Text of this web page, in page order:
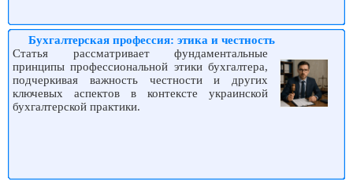
Бухгалтерская профессия: этика и честность
Статья рассматривает фундаментальные
принципы профессиональной этики бухгалтера,
подчеркивая важность честности и других
ключевых аспектов в контексте украинской
бухгалтерской практики.